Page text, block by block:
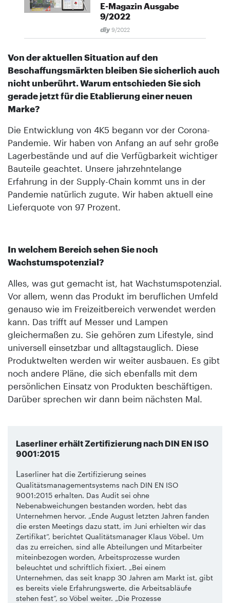
E-Magazin Ausgabe
9/2022
9/2022
Von der aktuellen Situation auf den
Beschaffungsmärkten bleiben Sie sicherlich auch
nicht unberührt. Warum entschieden Sie sich
gerade jetzt für die Etablierung einer neuen
Marke?
Die Entwicklung von 4K5 begann vor der Corona-
Pandemie. Wir haben von Anfang an auf sehr große
Lagerbestände und auf die Verfügbarkeit wichtiger
Bauteile geachtet. Unsere jahrzehntelange
Erfahrung in der Supply-Chain kommt uns in der
Pandemie natürlich zugute. Wir haben aktuell eine
Lieferquote von 97 Prozent.
In welchem Bereich sehen Sie noch
Wachstumspotenzial?
Alles, was gut gemacht ist, hat Wachstumspotenzial.
Vor allem, wenn das Produkt im beruflichen Umfeld
genauso wie im Freizeitbereich verwendet werden
kann. Das trifft auf Messer und Lampen
gleichermaßen zu. Sie gehören zum Lifestyle, sind
universell einsetzbar und alltagstauglich. Diese
Produktwelten werden wir weiter ausbauen. Es gibt
noch andere Pläne, die sich ebenfalls mit dem
persönlichen Einsatz von Produkten beschäftigen.
Darüber sprechen wir dann beim nächsten Mal.
Laserliner erhält Zertifizierung nach DIN EN ISO
9001:2015
L aserliner hat die Zertifizierung seines
Qualitätsmanagementsystems nach DIN EN ISO
9001:2015 erhalten. Das Audit sei ohne
Nebenabweichungen bestanden worden, hebt das
Unternehmen hervor. „Ende August letzten Jahren fanden
die ersten Meetings dazu statt, im Juni erhielten wir das
Zertifikat“, berichtet Qualitätsmanager Klaus Vöbel. Um
das zu erreichen, sind alle Abteilungen und Mitarbeiter
miteinbezogen worden, Arbeitsprozesse wurden
beleuchtet und schriftlich fixiert. „Bei einem
Unternehmen, das seit knapp 30 Jahren am Markt ist, gibt
es bereits viele Erfahrungswerte, die Arbeitsabläufe
stehen fest“, so Vöbel weiter. „Die Prozesse